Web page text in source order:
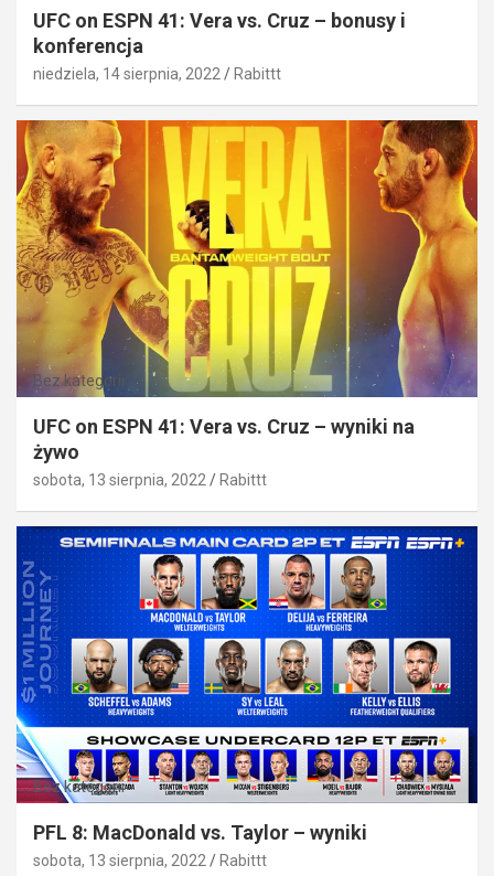
UFC on ESPN 41: Vera vs. Cruz – bonusy i
konferencja
niedziela, 14 sierpnia, 2022 Rabittt
Bez kategorii
UFC on ESPN 41: Vera vs. Cruz – wyniki na
żywo
sobota, 13 sierpnia, 2022 Rabittt
Bez kategorii
PFL 8: MacDonald vs. Taylor – wyniki
sobota, 13 sierpnia, 2022 Rabittt